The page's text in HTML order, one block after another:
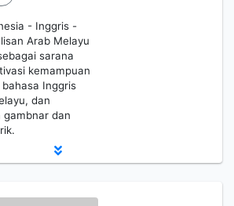
- Inggris -
Arab Melayu
sarana
kemampuan
Inggris
dan
gambnar dan